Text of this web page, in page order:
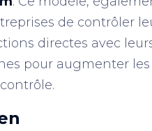
de contrôler
directes avec
pour augmenter